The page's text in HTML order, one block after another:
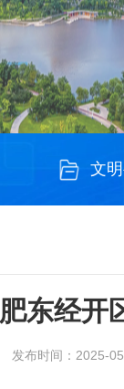
文
肥东经开
发布时间：2025-